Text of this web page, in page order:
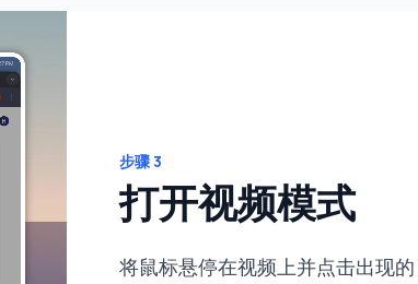
步骤3
打开视频模式
将鼠标悬停在视频上并点击出现的